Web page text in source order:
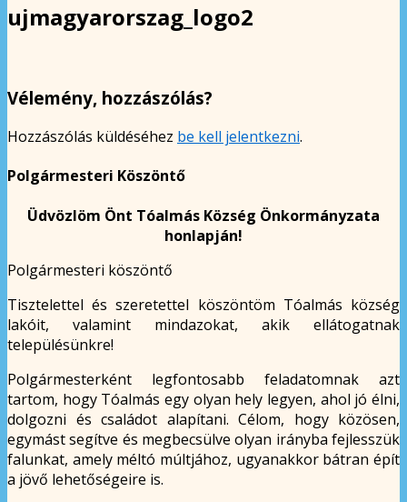
ujmagyarorszag_logo2
Vélemény, hozzászólás?
Hozzászólás küldéséhez be kell jelentkezni.
Polgármesteri Köszöntő
Üdvözlöm Önt Tóalmás Község Önkormányzata
honlapján!
Polgármesteri köszöntő
Tisztelettel és szeretettel köszöntöm Tóalmás község
lakóit, valamint mindazokat, akik ellátogatnak
településünkre!
Polgármesterként legfontosabb feladatomnak azt
tartom, hogy Tóalmás egy olyan hely legyen, ahol jó élni,
dolgozni és családot alapítani. Célom, hogy közösen,
egymást segítve és megbecsülve olyan irányba fejlesszük
falunkat, amely méltó múltjához, ugyanakkor bátran épít
a jövő lehetőségeire is.